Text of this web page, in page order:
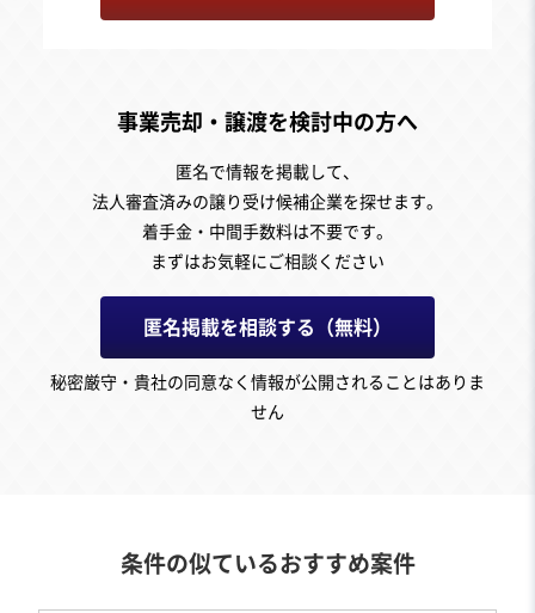
事業売却・譲渡を検討中の方へ
匿名で情報を掲載して、
法人審査済みの譲り受け候補企業を探せます。
着手金・中間手数料は不要です。
まずはお気軽にご相談ください
匿名掲載を相談する（無料）
秘密厳守・貴社の同意なく情報が公開されることはありま
せん
条件の似ているおすすめ案件